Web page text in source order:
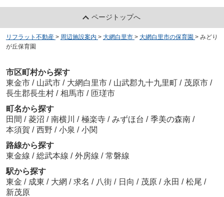
ページトップへ
リフラット不動産 > 周辺施設案内 > 大網白里市 > 大網白里市の保育園 > みどり
が丘保育園
市区町村から探す
東金市 / 山武市 / 大網白里市 / 山武郡九十九里町 / 茂原市 /
長生郡長生村 / 相馬市 / 匝瑳市
町名から探す
田間 / 菱沼 / 南横川 / 極楽寺 / みずほ台 / 季美の森南 /
本須賀 / 西野 / 小泉 / 小関
路線から探す
東金線 / 総武本線 / 外房線 / 常磐線
駅から探す
東金 / 成東 / 大網 / 求名 / 八街 / 日向 / 茂原 / 永田 / 松尾 /
新茂原